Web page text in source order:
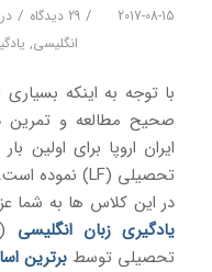
2017-08-15
/ 29 دیدگاه /
انگلیسی,
با توجه به اینکه بسیاری
صحیح مطالعه و تمرین
ایران اروپا برای اولین
تحصیلی (LF) نموده است.
در این کلاس ها به شما
یادگیری زبان انگلیسی
تحصیلی توسط برترین